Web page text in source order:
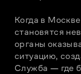
Когда в
становятся
органы
ситуацию,
Служба — где